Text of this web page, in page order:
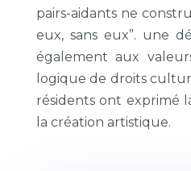
pairs-aidants ne
eux, sans eux”. une
également aux
logique de droits
résidents ont exprimé
la création artistique.